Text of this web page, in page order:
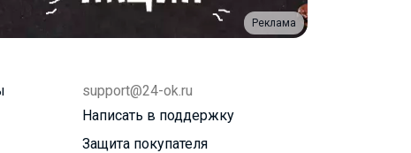
Реклама
support@24-ok.ru
Написать в поддержку
Защита покупателя